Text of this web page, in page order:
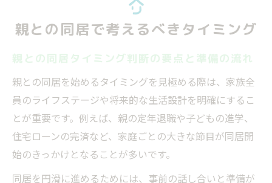
親との同居タイミングを決める家族会議の
ポイント
タイミング選びで押さえたい親との距離感
同居開始のベストな時期を見極めるコツ
親との同居タイミングを見極めるコツと注
意点
同居開始のベストタイミングを掴む家族の
親との同居で考えるべきタイミング
親との同居タイミング判断の要点と準備の流れ
親との同居を始めるタイミングを見極める際は、家族全
員のライフステージや将来的な生活設計を明確にするこ
とが重要です。例えば、親の定年退職や子どもの進学、
住宅ローンの完済など、家庭ごとの大きな節目が同居開
始のきっかけとなることが多いです。
同居を円滑に進めるためには、事前の話し合いと準備が